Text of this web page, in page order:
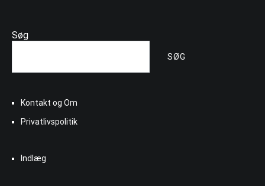
Søg
SØG
Kontakt og Om
Privatlivspolitik
Indlæg